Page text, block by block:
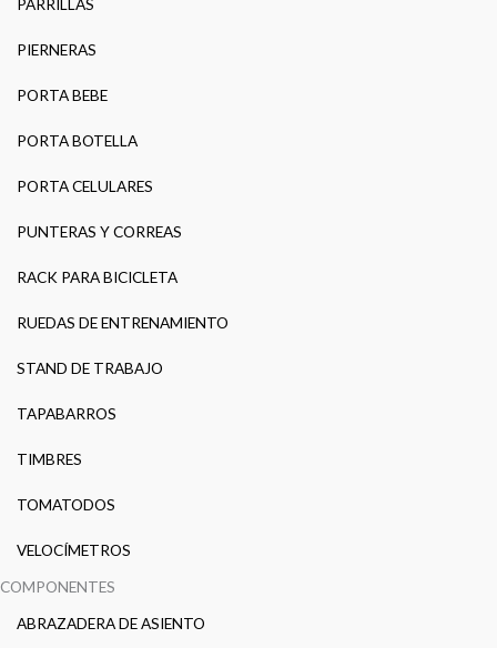
PIERNERAS
PORTA BEBE
PORTA BOTELLA
PORTA CELULARES
PUNTERAS Y CORREAS
RACK PARA BICICLETA
RUEDAS DE ENTRENAMIENTO
STAND DE TRABAJO
TAPABARROS
TIMBRES
TOMATODOS
VELOCÍMETROS
COMPONENTES
ABRAZADERA DE ASIENTO